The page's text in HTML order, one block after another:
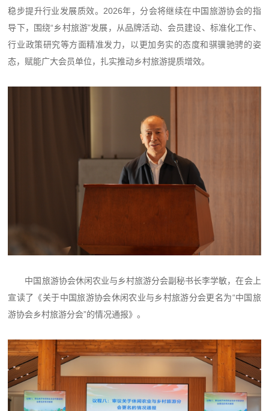
稳步提升行业发展质效。2026年，分会将继续在中国旅游协会的指
导下，围绕“乡村旅游”发展，从品牌活动、会员建设、标准化工作、
行业政策研究等方面精准发力，以更加务实的态度和骐骥驰骋的姿
态，赋能广大会员单位，扎实推动乡村旅游提质增效。
中国旅游协会休闲农业与乡村旅游分会副秘书长李学敏，在会上
宣读了《关于中国旅游协会休闲农业与乡村旅游分会更名为“中国旅
游协会乡村旅游分会”的情况通报》。